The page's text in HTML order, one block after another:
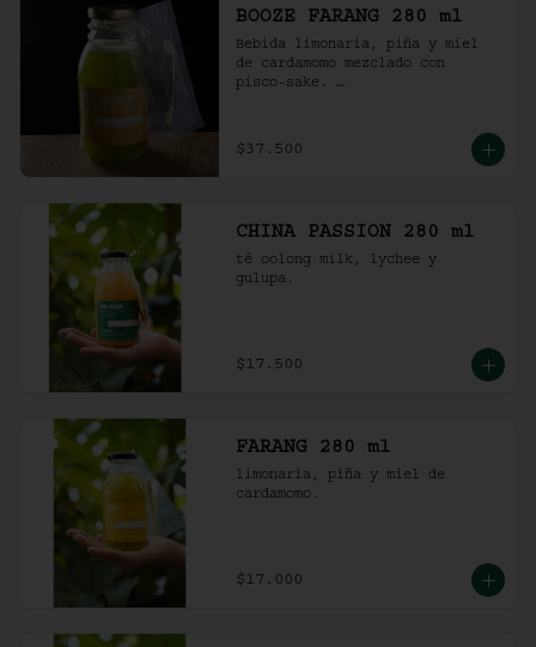
BOOZE FARANG 280 ml
Bebida limonaria, piña y miel
de cardamomo mezclado con
pisco-sake.
con hielo al gusto.
$37.500
CHINA PASSION 280 ml
té oolong milk, lychee y
gulupa.
$17.500
FARANG 280 ml
limonaria, piña y miel de
cardamomo.
$17.000